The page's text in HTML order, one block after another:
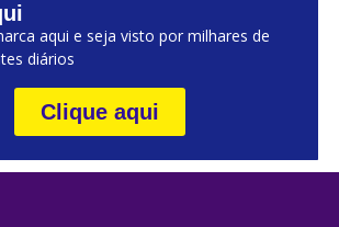
aqui e seja visto por milhares de
diários
Clique aqui